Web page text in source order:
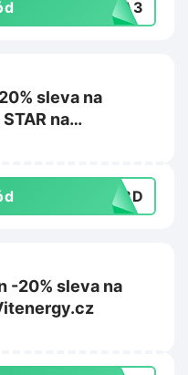
IKA3
sleva na
na
OCBD
-20% sleva na